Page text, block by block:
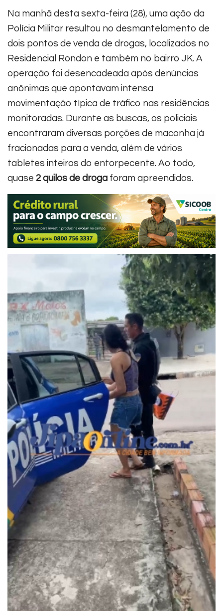
Na manhã desta sexta-feira (28), uma ação da
Polícia Militar resultou no desmantelamento de
dois pontos de venda de drogas, localizados no
Residencial Rondon e também no bairro JK. A
operação foi desencadeada após denúncias
anônimas que apontavam intensa
movimentação típica de tráfico nas residências
monitoradas. Durante as buscas, os policiais
encontraram diversas porções de maconha já
fracionadas para a venda, além de vários
tabletes inteiros do entorpecente. Ao todo,
quase 2 quilos de droga foram apreendidos.